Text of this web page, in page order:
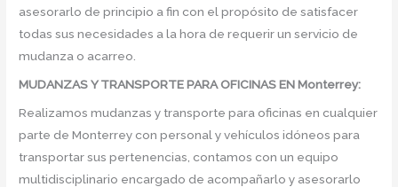
asesorarlo de principio a fin con el propósito de satisfacer
todas sus necesidades a la hora de requerir un servicio de
mudanza o acarreo.
MUDANZAS Y TRANSPORTE PARA OFICINAS EN Monterrey:
Realizamos mudanzas y transporte para oficinas en cualquier
parte de Monterrey con personal y vehículos idóneos para
transportar sus pertenencias, contamos con un equipo
multidisciplinario encargado de acompañarlo y asesorarlo